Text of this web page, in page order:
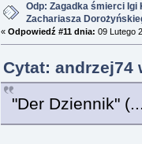
Odp: Zagadka śmierci
Zachariasza
« Odpowiedź #11 dnia: 09 Lutego
Cytat: andrzej74
"Der Dziennik"